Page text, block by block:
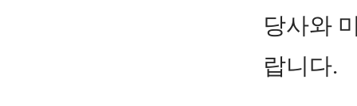
당사와
랍니다.